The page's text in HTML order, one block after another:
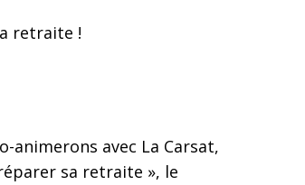
retraite !
animerons avec La Carsat,
sa retraite », le